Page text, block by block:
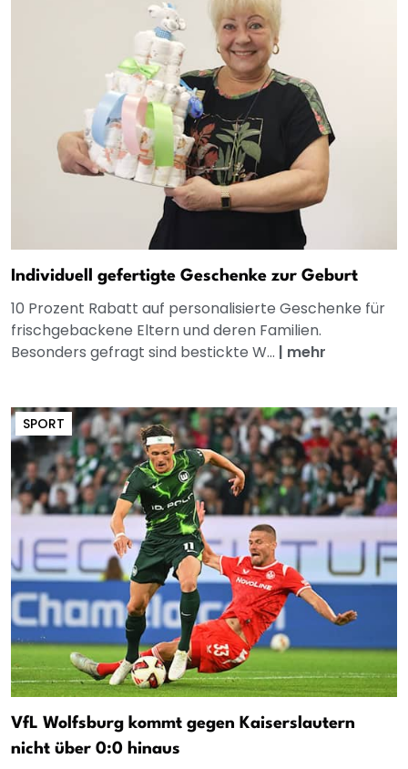
Individuell gefertigte Geschenke zur Geburt
10 Prozent Rabatt auf personalisierte Geschenke für
frischgebackene Eltern und deren Familien.
Besonders gefragt sind bestickte W... | mehr
SPORT
VfL Wolfsburg kommt gegen Kaiserslautern
nicht über 0:0 hinaus